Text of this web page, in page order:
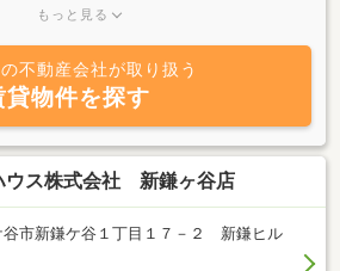
っております。「売りたい」 「買いた
にご相談下さい。地元に精通した情報と経
希望に併せた物件を親切・丁寧にご紹介致
下さい。
もっと見る
不動産会社が取り扱う
貸物件を探す
ウス株式会社 新鎌ヶ谷店
谷市新鎌ケ谷１丁目１７－２ 新鎌ヒル